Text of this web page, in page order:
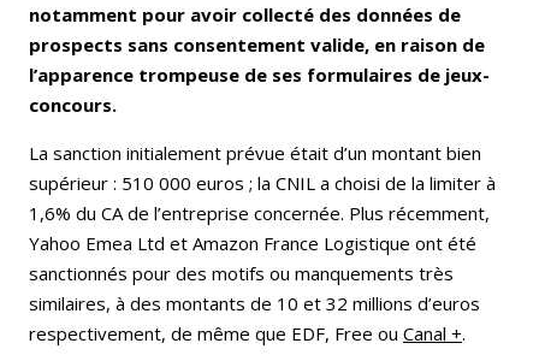
notamment pour avoir collecté des données de
prospects sans consentement valide, en raison de
l’apparence trompeuse de ses formulaires de jeux-
concours.
La sanction initialement prévue était d’un montant bien
supérieur : 510 000 euros ; la CNIL a choisi de la limiter à
1,6% du CA de l’entreprise concernée. Plus récemment,
Yahoo Emea Ltd et Amazon France Logistique ont été
sanctionnés pour des motifs ou manquements très
similaires, à des montants de 10 et 32 millions d’euros
respectivement, de même que EDF, Free ou Canal +.